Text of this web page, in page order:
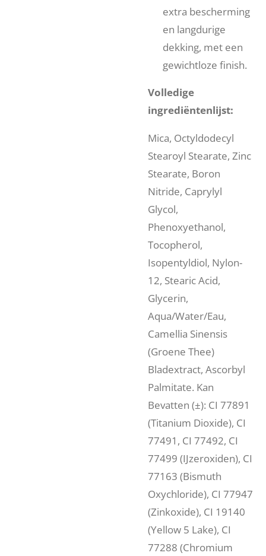
extra bescherming
en langdurige
dekking, met een
gewichtloze finish.
Volledige
ingrediëntenlijst:
Mica, Octyldodecyl
Stearoyl Stearate, Zinc
Stearate, Boron
Nitride, Caprylyl
Glycol,
Phenoxyethanol,
Tocopherol,
Isopentyldiol, Nylon-
12, Stearic Acid,
Glycerin,
Aqua/Water/Eau,
Camellia Sinensis
(Groene Thee)
Bladextract, Ascorbyl
Palmitate. Kan
Bevatten (±): CI 77891
(Titanium Dioxide), CI
77491, CI 77492, CI
77499 (IJzeroxiden), CI
77163 (Bismuth
Oxychloride), CI 77947
(Zinkoxide), CI 19140
(Yellow 5 Lake), CI
77288 (Chromium